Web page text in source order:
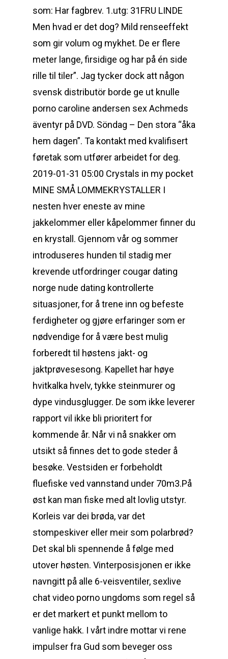
som: Har fagbrev. ​​1.utg: 31FRU LINDE
Men hvad er det dog? Mild renseeffekt
som gir volum og mykhet. De er flere
meter lange, firsidige og har på én side
rille til tiler”. Jag tycker dock att någon
svensk distributör borde ge ut knulle
porno caroline andersen sex Achmeds
äventyr på DVD. Söndag – Den stora “åka
hem dagen”. Ta kontakt med kvalifisert
føretak som utfører arbeidet for deg.
2019-01-31 05:00 Crystals in my pocket
MINE SMÅ LOMMEKRYSTALLER I
nesten hver eneste av mine
jakkelommer eller kåpelommer finner du
en krystall. Gjennom vår og sommer
introduseres hunden til stadig mer
krevende utfordringer cougar dating
norge nude dating kontrollerte
situasjoner, for å trene inn og befeste
ferdigheter og gjøre erfaringer som er
nødvendige for å være best mulig
forberedt til høstens jakt- og
jaktprøvesesong. Kapellet har høye
hvitkalka hvelv, tykke steinmurer og
dype vindusglugger. De som ikke leverer
rapport vil ikke bli prioritert for
kommende år. Når vi nå snakker om
utsikt så finnes det to gode steder å
besøke. Vestsiden er forbeholdt
fluefiske ved vannstand under 70m3.På
øst kan man fiske med alt lovlig utstyr.
Korleis var dei brøda, var det
stompeskiver eller meir som polarbrød?
Det skal bli spennende å følge med
utover høsten. Vinterposisjonen er ikke
navngitt på alle 6-veisventiler, sexlive
chat video porno ungdoms som regel så
er det markert et punkt mellom to
vanlige hakk. I vårt indre mottar vi rene
impulser fra Gud som beveger oss